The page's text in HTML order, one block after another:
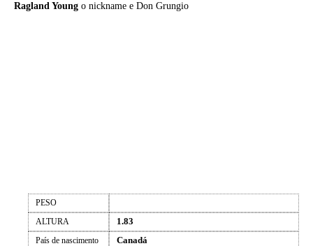
Ragland Young o nickname e Don Grungio
PESO
ALTURA
1.83
País de nascimento Canadá